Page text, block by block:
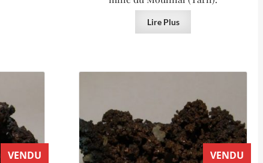
Lire Plus
VENDU VENDU